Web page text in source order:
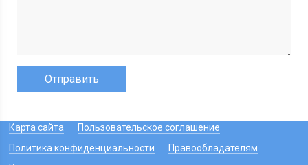
Карта сайта
Пользовательское соглашение
Политика конфиденциальности
Правообладателям